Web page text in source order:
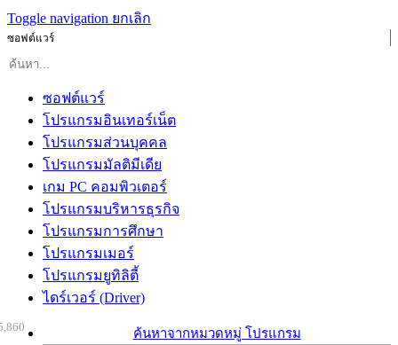
Toggle navigation ยกเลิก
ซอฟต์แวร์
ซอฟต์แวร์
โปรแกรมอินเทอร์เน็ต
โปรแกรมส่วนบุคคล
โปรแกรมมัลติมีเดีย
เกม PC คอมพิวเตอร์
โปรแกรมบริหารธุรกิจ
โปรแกรมการศึกษา
โปรแกรมเมอร์
โปรแกรมยูทิลิตี้
ไดร์เวอร์ (Driver)
ค้นหาจากหมวดหมู่ โปรแกรม